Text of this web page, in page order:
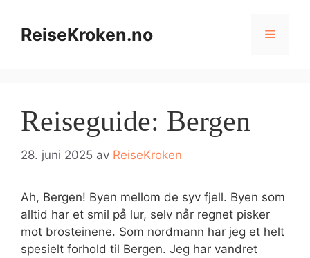
innholdReiseKroken.no Meny
Reiseguide: Bergen
28. juni 2025 av ReiseKroken
Ah, Bergen! Byen mellom de syv fjell. Byen som
alltid har et smil på lur, selv når regnet pisker
mot brosteinene. Som nordmann har jeg et helt
spesielt forhold til Bergen. Jeg har vandret